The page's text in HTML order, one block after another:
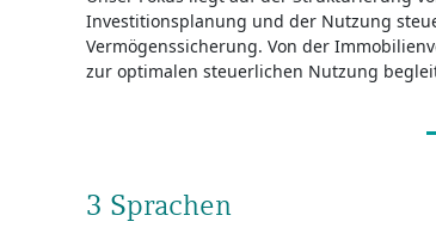
Investitionsplanung und der Nutzung
Vermögenssicherung. Von der
zur optimalen steuerlichen Nutzung
3 Sprachen